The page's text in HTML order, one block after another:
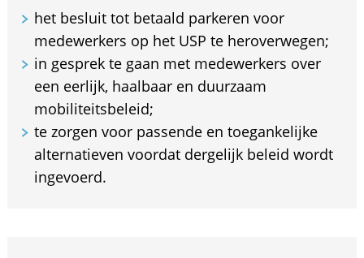
het besluit tot betaald parkeren voor
medewerkers op het USP te heroverwegen;
in gesprek te gaan met medewerkers over
een eerlijk, haalbaar en duurzaam
mobiliteitsbeleid;
te zorgen voor passende en toegankelijke
alternatieven voordat dergelijk beleid wordt
ingevoerd.